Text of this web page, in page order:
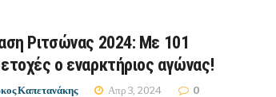
Ριτσώνας 2024: Με 101
ο εναρκτήριος αγώνας!
Καπετανάκης Απρ 3, 2024 0